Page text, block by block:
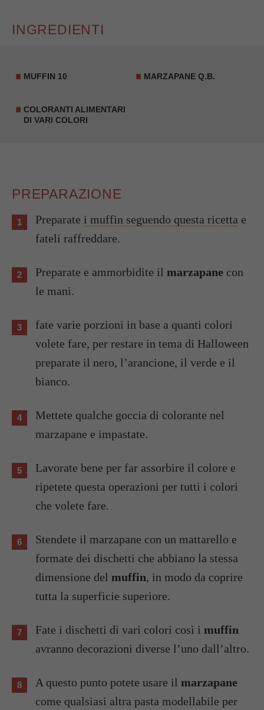
INGREDIENTI
MUFFIN 10 MARZAPANE Q.B.
COLORANTI ALIMENTARI
DI VARI COLORI
PREPARAZIONE
Preparate i muffin seguendo questa ricetta e
fateli raffreddare.
Preparate e ammorbidite il marzapane con
le mani.
fate varie porzioni in base a quanti colori
volete fare, per restare in tema di Halloween
preparate il nero, l’arancione, il verde e il
bianco.
Mettete qualche goccia di colorante nel
marzapane e impastate.
Lavorate bene per far assorbire il colore e
ripetete questa operazioni per tutti i colori
che volete fare.
Stendete il marzapane con un mattarello e
formate dei dischetti che abbiano la stessa
dimensione del muffin, in modo da coprire
tutta la superficie superiore.
Fate i dischetti di vari colori così i muffin
avranno decorazioni diverse l’uno dall’altro.
A questo punto potete usare il marzapane
come qualsiasi altra pasta modellabile per